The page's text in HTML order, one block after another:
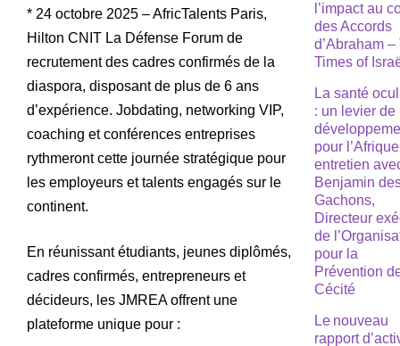
* 24 octobre 2025 – AfricTalents Paris,
Hilton CNIT La Défense Forum de
recrutement des cadres confirmés de la
diaspora, disposant de plus de 6 ans
d’expérience. Jobdating, networking VIP,
coaching et conférences entreprises
rythmeront cette journée stratégique pour
les employeurs et talents engagés sur le
continent.
En réunissant étudiants, jeunes diplômés,
cadres confirmés, entrepreneurs et
décideurs, les JMREA offrent une
plateforme unique pour :
l’impact au
des Accords
d’Abraham –
Times of
La santé
: un levier de
pour
entretien
Benjamin
Gachons,
Directeur
de
pour la
Prévention
Cécité
Le nouveau
rapport